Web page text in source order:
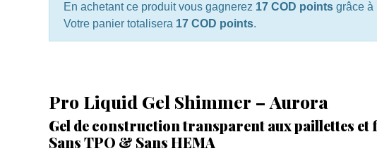
En achetant ce produit vous gagnerez 17 COD pointsgrâce à
Votre panier totalisera 17 COD points.
Pro Liquid Gel Shimmer – Aurora
Gel de construction transparent aux paillettes
Sans TPO & Sans HEMA